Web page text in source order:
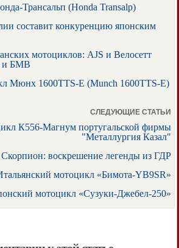
Трансальп (Honda Transalp)
составит конкуренцию японским
мотоциклов: AJS и Велосетт
и БМВ
Мюнх 1600TTS-E (Munch 1600TTS-E)
СЛЕДУЮЩИЕ СТАТЬИ
К556-Магнум португальской фирмы
"Металлургия Казал"
воскрешение легенды из ГДР
мотоцикл «Бимота-YB9SR»
мотоцикл «Сузуки-Джебел-250»